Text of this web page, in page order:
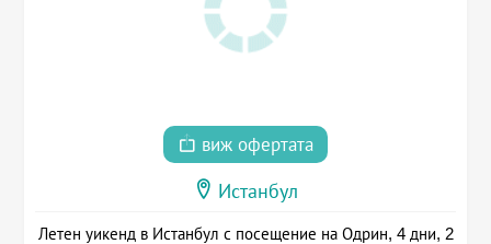
виж офертата
Истанбул
Летен уикенд в Истанбул с посещение на Одрин, 4 дни, 2